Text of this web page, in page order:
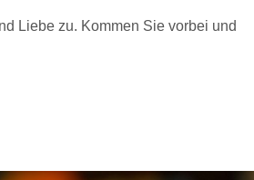
Liebe zu. Kommen Sie vorbei und